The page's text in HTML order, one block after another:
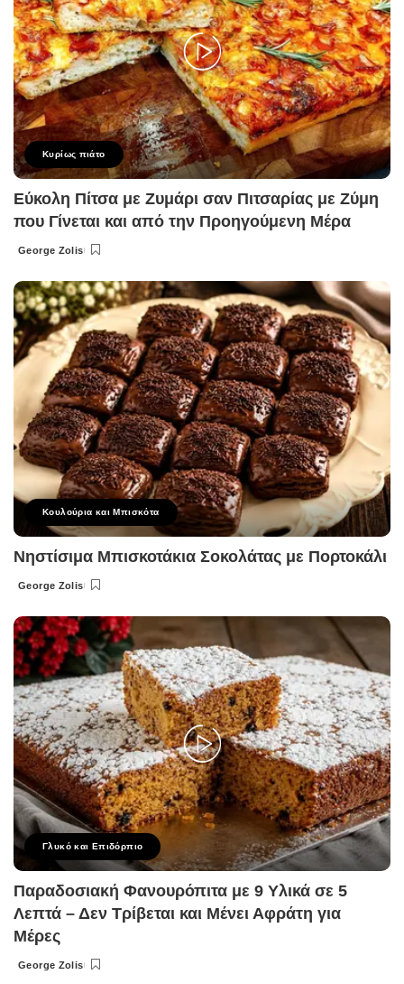
Κυρίως πιάτο
Εύκολη Πίτσα με Ζυμάρι σαν Πιτσαρίας με Ζύμη
που Γίνεται και από την Προηγούμενη Μέρα
Posted
George Zolis
Κουλούρια και Μπισκότα
Νηστίσιμα Μπισκοτάκια Σοκολάτας με Πορτοκάλι
Posted
George Zolis
Γλυκό και Επιδόρπιο
Παραδοσιακή Φανουρόπιτα με 9 Υλικά σε 5
Λεπτά – Δεν Τρίβεται και Μένει Αφράτη για
Μέρες
Posted
George Zolis